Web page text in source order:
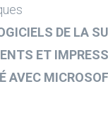
DE LA
ET
AVEC